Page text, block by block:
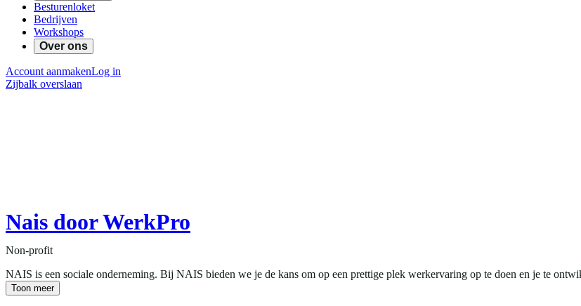
Besturenloket
Bedrijven
Workshops
Over ons
Account aanmakenLog in
Zijbalk overslaan
Nais door WerkPro
Non-profit
NAIS is een sociale onderneming. Bij NAIS bieden we je de kans om op een prettige plek werkervaring op te doen en je te
Toon meer